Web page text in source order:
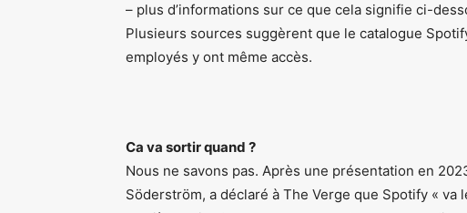
– plus d’informations sur ce que cela signifie ci-
Plusieurs sources suggèrent que le catalogue
employés y ont même accès.
Ca va sortir quand ?
Nous ne savons pas. Après une présentation en
Söderström, a déclaré à The Verge que Spotify « va